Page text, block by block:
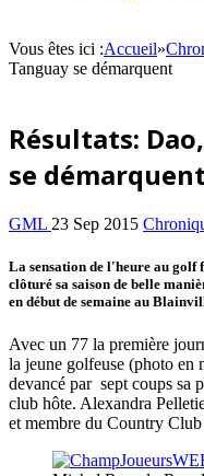
Vous êtes ici :Accueil»
Tanguay se démarquent
Résultats:
se démarquent
GML 23 Sep 2015
La sensation de l'heure au golf
clôturé sa saison de belle
en début de semaine au
Avec un 77 la première
la jeune golfeuse (photo en
devancé par sept coups sa
club hôte. Alexandra
et membre du Country